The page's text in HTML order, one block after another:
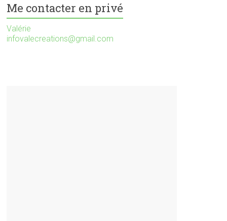
Me contacter en privé
Valérie
infovalecreations@gmail.com